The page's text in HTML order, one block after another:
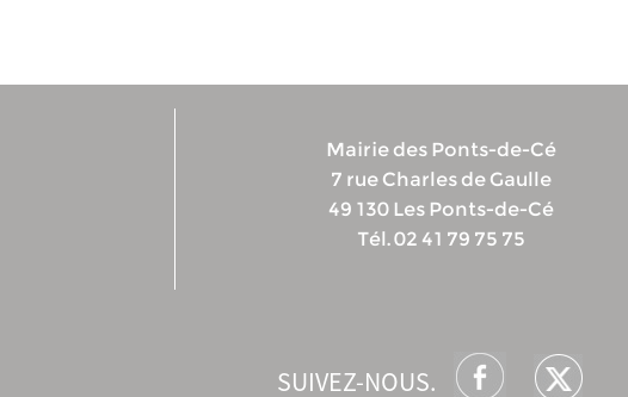
Mairie des Ponts-de-Cé
7 rue Charles de Gaulle
49 130 Les Ponts-de-Cé
Tél. 02 41 79 75 75
SUIVEZ-NOUS.